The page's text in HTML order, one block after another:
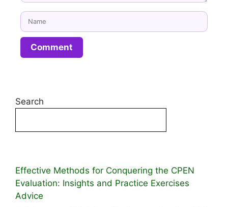
Search
Effective Methods for Conquering the CPEN
Evaluation: Insights and Practice Exercises
Advice